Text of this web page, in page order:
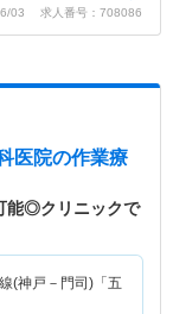
03 求人番号：708086
医院の作業療
能◎クリニックで
(神戸－門司)「五